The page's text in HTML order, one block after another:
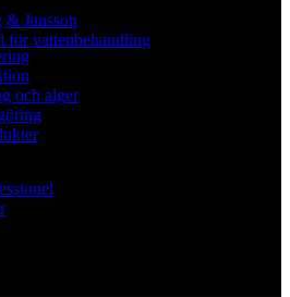
Jansson
för vattenbehandling
och alger